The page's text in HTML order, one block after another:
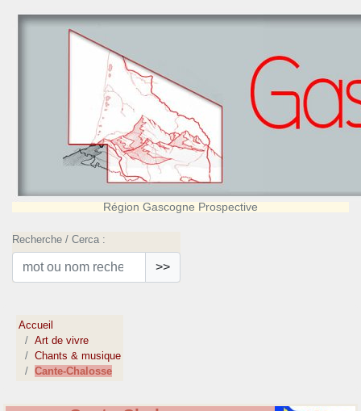
Région Gascogne Prospective
Recherche / Cerca :
>>
Accueil
Art de vivre
Chants & musique
Cante-Chalosse